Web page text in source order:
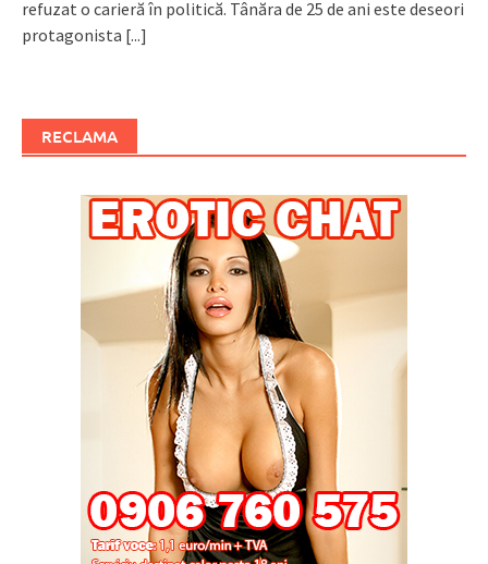
refuzat o carieră în politică. Tânăra de 25 de ani este deseori
protagonista [...]
RECLAMA